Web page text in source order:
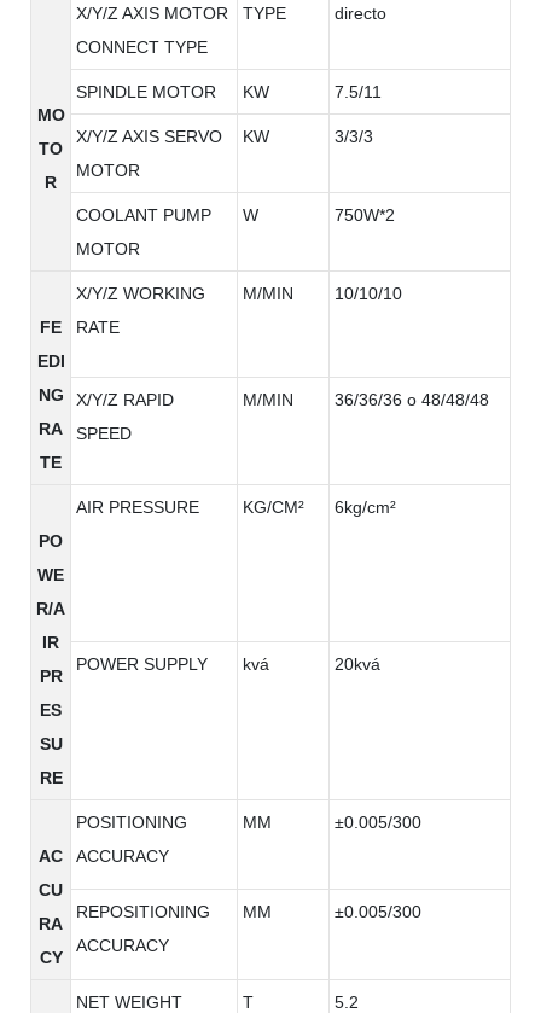
MO
TO
R
X/Y/Z AXIS MOTOR
CONNECT TYPE
TYPE directo
SPINDLE MOTOR KW 7.5/11
X/Y/Z AXIS SERVO
MOTOR
KW 3/3/3
COOLANT PUMP
MOTOR
W 750W*2
FE
EDI
NG
RA
TE
X/Y/Z WORKING
RATE
M/MIN 10/10/10
X/Y/Z RAPID
SPEED
M/MIN 36/36/36 o 48/48/48
PO
WE
R/A
IR
PR
ES
SU
RE
AIR PRESSURE KG/CM² 6kg/cm²
POWER SUPPLY kvá 20kvá
AC
CU
RA
CY
POSITIONING
ACCURACY
MM ±0.005/300
REPOSITIONING
ACCURACY
MM ±0.005/300
NET WEIGHT T 5.2